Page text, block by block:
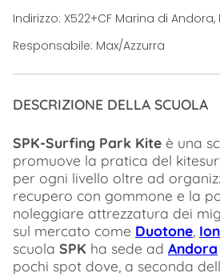
Indirizzo: X522+CF Marina di
Responsabile: Max/Azzurra
DESCRIZIONE DELLA SCUOLA
SPK-Surfing Park Kite è una
promuove la pratica del
per ogni livello oltre ad
recupero con gommone e la
noleggiare attrezzatura dei
sul mercato come Duotone Ion
scuola SPK ha sede ad Andora
pochi spot dove, a seconda